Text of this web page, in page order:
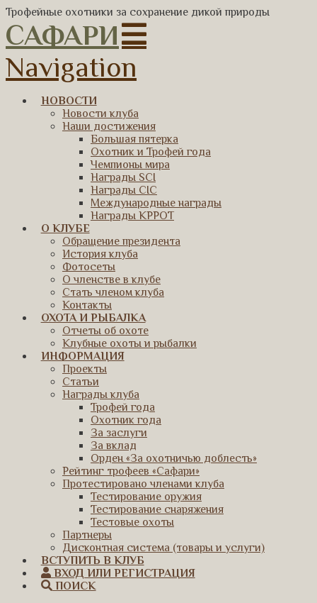
Трофейные охотники за сохранение дикой природы
САФАРИ
Navigation
НОВОСТИ
Новости клуба
Наши достижения
Большая пятерка
Охотник и Трофей года
Чемпионы мира
Награды SCI
Награды CIC
Международные награды
Награды КРРОТ
О КЛУБЕ
Обращение президента
История клуба
Фотосеты
О членстве в клубе
Стать членом клуба
Контакты
ОХОТА И РЫБАЛКА
Отчеты об охоте
Клубные охоты и рыбалки
ИНФОРМАЦИЯ
Проекты
Статьи
Награды клуба
Трофей года
Охотник года
За заслуги
За вклад
Орден «За охотничью доблесть»
Рейтинг трофеев «Сафари»
Протестировано членами клуба
Тестирование оружия
Тестирование снаряжения
Тестовые охоты
Партнеры
Дисконтная система (товары и услуги)
ВСТУПИТЬ В КЛУБ
ВХОД ИЛИ РЕГИСТРАЦИЯ
ПОИСК